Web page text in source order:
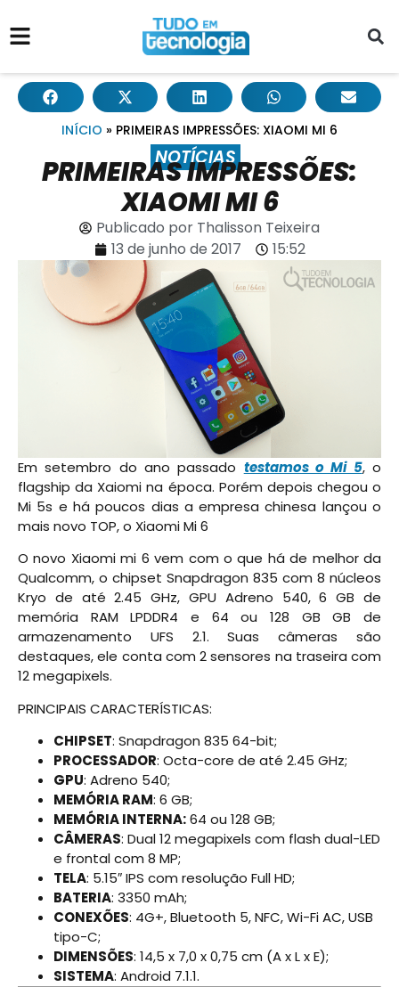
INÍCIO » PRIMEIRAS IMPRESSÕES: XIAOMI MI 6
NOTÍCIAS
PRIMEIRAS IMPRESSÕES:
XIAOMI MI 6
Publicado por Thalisson Teixeira
13 de junho de 2017
15:52
Em setembro do ano passado testamos o Mi 5, o
flagship da Xaiomi na época. Porém depois chegou o
Mi 5s e há poucos dias a empresa chinesa lançou o
mais novo TOP, o Xiaomi Mi 6
O novo Xiaomi mi 6 vem com o que há de melhor da
Qualcomm, o chipset Snapdragon 835 com 8 núcleos
Kryo de até 2.45 GHz, GPU Adreno 540, 6 GB de
memória RAM LPDDR4 e 64 ou 128 GB GB de
armazenamento UFS 2.1. Suas câmeras são
destaques, ele conta com 2 sensores na traseira com
12 megapixels.
PRINCIPAIS CARACTERÍSTICAS:
CHIPSET: Snapdragon 835 64-bit;
PROCESSADOR: Octa-core de até 2.45 GHz;
GPU: Adreno 540;
MEMÓRIA RAM: 6 GB;
MEMÓRIA INTERNA:64 ou 128 GB;
CÂMERAS: Dual 12 megapixels com flash dual-LED
e frontal com 8 MP;
TELA: 5.15″ IPS com resolução Full HD;
BATERIA: 3350 mAh;
CONEXÕES: 4G+, Bluetooth 5, NFC, Wi-Fi AC, USB
tipo-C;
DIMENSÕES: 14,5 x 7,0 x 0,75 cm (A x L x E);
SISTEMA: Android 7.1.1.